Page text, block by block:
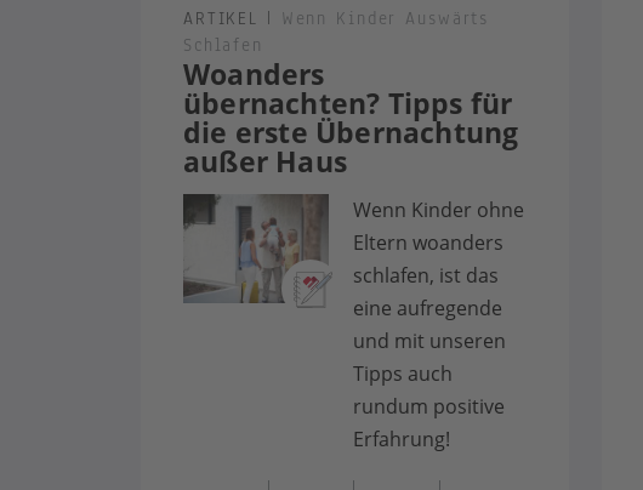
Woanders
übernachten? Tipps für
die erste Übernachtung
außer Haus
ARTIKEL | Wenn Kinder Auswärts
Schlafen
Wenn Kinder ohne
Eltern woanders
schlafen, ist das
eine aufregende
und mit unseren
Tipps auch
rundum positive
Erfahrung!